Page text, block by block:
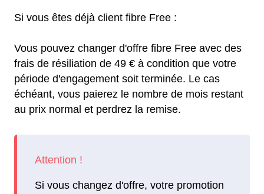
Si vous êtes déjà client fibre Free :
Vous pouvez changer d'offre fibre Free avec des
frais de résiliation de 49 € à condition que votre
période d'engagement soit terminée. Le cas
échéant, vous paierez le nombre de mois restant
au prix normal et perdrez la remise.
Si vous changez d'offre, votre promotion